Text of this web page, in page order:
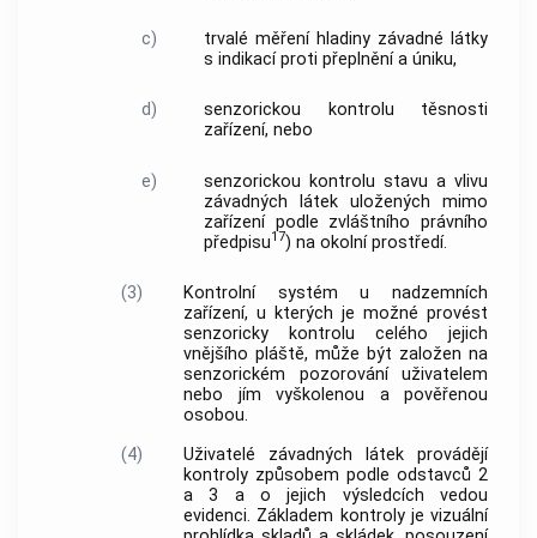
c)
trvalé měření hladiny závadné látky
s indikací proti přeplnění a úniku,
d)
senzorickou kontrolu těsnosti
zařízení, nebo
e)
senzorickou kontrolu stavu a vlivu
závadných látek uložených mimo
zařízení podle zvláštního právního
předpisu17) na okolní prostředí.
(3)
Kontrolní systém u nadzemních
zařízení, u kterých je možné provést
senzoricky kontrolu celého jejich
vnějšího pláště, může být založen na
senzorickém pozorování uživatelem
nebo jím vyškolenou a pověřenou
osobou.
(4)
Uživatelé závadných látek provádějí
kontroly způsobem podle odstavců 2
a 3 a o jejich výsledcích vedou
evidenci. Základem kontroly je vizuální